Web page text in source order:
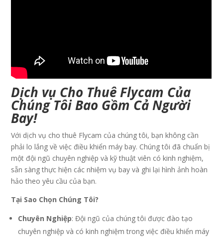
Dịch vụ Cho Thuê Flycam Của
Chúng Tôi Bao Gồm Cả Người
Bay!
Với dịch vụ cho thuê Flycam của chúng tôi, bạn không cần
phải lo lắng về việc điều khiển máy bay. Chúng tôi đã chuẩn bị
một đội ngũ chuyên nghiệp và kỹ thuật viên có kinh nghiệm,
sẵn sàng thực hiện các nhiệm vụ bay và ghi lại hình ảnh hoàn
hảo theo yêu cầu của bạn.
Tại Sao Chọn Chúng Tôi?
Chuyên Nghiệp: Đội ngũ của chúng tôi được đào tạo
chuyên nghiệp và có kinh nghiệm trong việc điều khiển máy